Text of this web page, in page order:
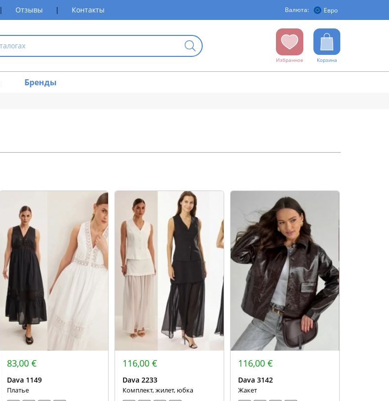
| Отзывы | Контакты Валюта: Евро
Избранное Корзина
Бренды
83,00 €
Dava 1149
Платье
116,00 €
Dava 2233
Комплект, жилет, юбка
116,00 €
Dava 3142
Жакет